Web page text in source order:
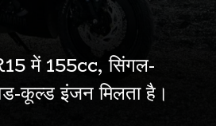
में 155cc, सिंगल-
कूल्ड इंजन मिलता है।